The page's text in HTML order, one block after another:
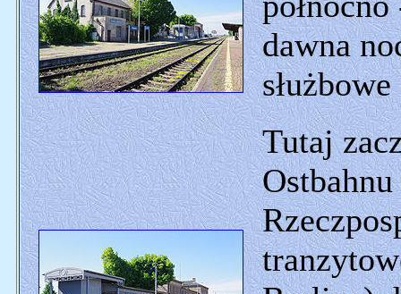
dawna
Tutaj